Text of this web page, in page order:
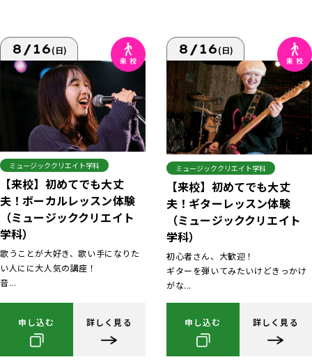
8/16(日)
ミュージッククリエイト学科
【来校】初めてでも大丈
夫！ボーカルレッスン体験
（ミュージッククリエイト
学科）
歌うことが大好き、歌い手になりた
い人にに大人気の講座！
音...
申し込む 詳しく見る
8/16(日)
ミュージッククリエイト学科
【来校】初めてでも大丈
夫！ギターレッスン体験
（ミュージッククリエイト
学科）
初心者さん、大歓迎！
ギターを弾いてみたいけどきっかけ
がな...
申し込む 詳しく見る